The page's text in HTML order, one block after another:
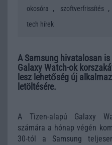
okosóra , szoftverfrissítés ,
tech hírek
A Samsung hivatalosan
Galaxy Watch-ok
lesz lehetőség új
letöltésére.
A Tizen-alapú Galaxy
számára a hónap végén
30-tól a Samsung